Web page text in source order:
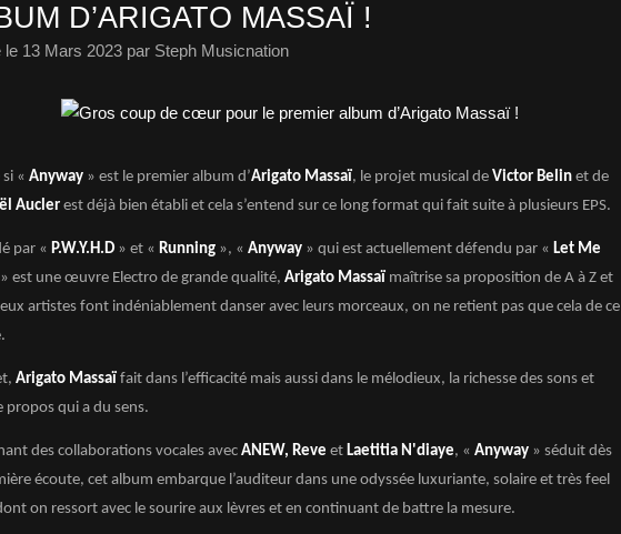
D’ARIGATO MASSAÏ !
le 13 Mars 2023 par Steph Musicnation
« Anyway » est le premier album d’Arigato Massaï, le projet musical de Victor Belin et de
Auclerest déjà bien établi et cela s’entend sur ce long format qui fait suite à plusieurs EPS.
par « P.W.Y.H.D » et « Running », « Anyway » qui est actuellement défendu par « Let Me
» est une œuvre Electro de grande qualité, Arigato Massaï maîtrise sa proposition de A à Z et
artistes font indéniablement danser avec leurs morceaux, on ne retient pas que cela de ce
Arigato Massaï fait dans l’efficacité mais aussi dans le mélodieux, la richesse des sons et
propos qui a du sens.
des collaborations vocales avec ANEW, Reve et Laetitia N'diaye, « Anyway » séduit dès
écoute, cet album embarque l’auditeur dans une odyssée luxuriante, solaire et très feel
on ressort avec le sourire aux lèvres et en continuant de battre la mesure.